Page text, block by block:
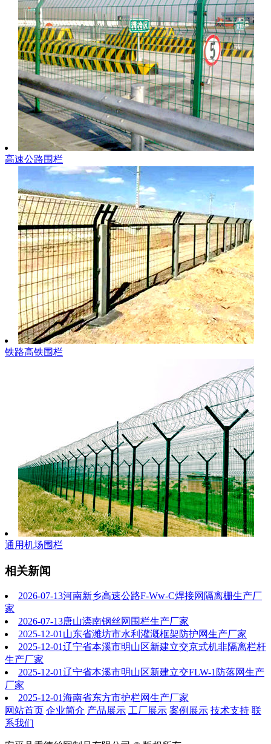
高速公路围栏
铁路高铁围栏
通用机场围栏
相关新闻
2026-07-13河南新乡高速公路F-Ww-C焊接网隔离栅生产厂
家
2026-07-13唐山滦南钢丝网围栏生产厂家
2025-12-01 山东省潍坊市水利灌溉框架防护网生产厂家
2025-12-01辽宁省本溪市明山区新建立交京式机非隔离栏杆
生产厂家
2025-12-01辽宁省本溪市明山区新建立交FLW-1防落网生产
厂家
2025-12-01海南省东方市护栏网生产厂家
网站首页 企业简介 产品展示 工厂展示 案例展示 技术支持 联
系我们